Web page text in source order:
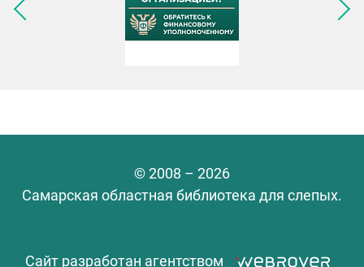
Следующее изображение
© 2008 – 2026
Самарская областная библиотека для слепых.
Сайт разработан агентством